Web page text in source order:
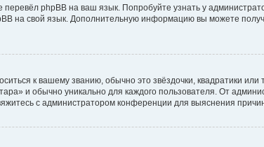
phpBB на ваш язык. Попробуйте узнать у
на свой язык. Дополнительную информацию вы можете
к вашему званию, обычно это звёздочки, квадратики
и обычно уникально для каждого пользователя. От
с администратором конференции для выяснения